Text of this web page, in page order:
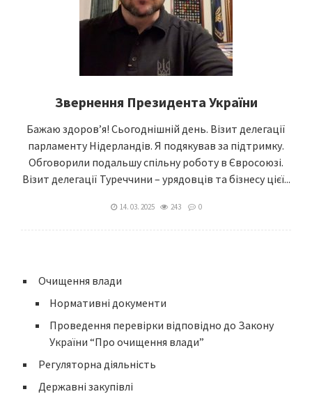
Звернення Президента України
Бажаю здоровʼя! Сьогоднішній день. Візит делегації
парламенту Нідерландів. Я подякував за підтримку.
Обговорили подальшу спільну роботу в Євросоюзі.
Візит делегації Туреччини – урядовців та бізнесу цієї...
14. 03. 2025 243 0
Очищення влади
Нормативні документи
Проведення перевірки відповідно до Закону
України “Про очищення влади”
Регуляторна діяльність
Державні закупівлі